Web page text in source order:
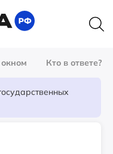
Кто в ответе?